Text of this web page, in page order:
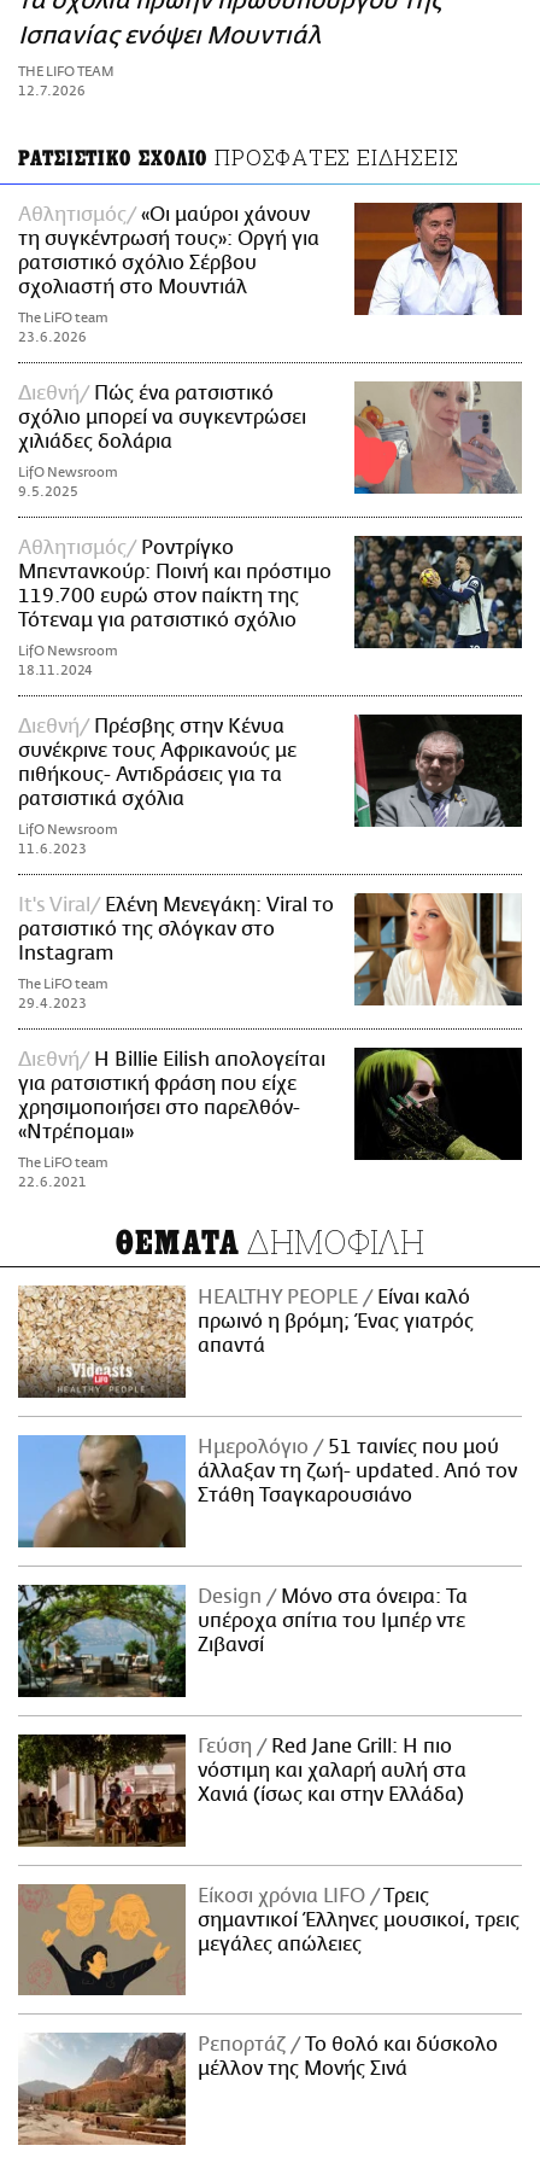
ΑΜΠΑ
PRINT
Ισπανίας ενόψει Μουντιάλ
THE LIFO TEAM
12.7.2026
ΡΑΤΣΙΣΤΙΚΟ ΣΧΟΛΙΟ ΠΡΟΣΦΑΤΕΣ ΕΙΔΗΣΕΙΣ
Αθλητισμός
«Οι μαύροι χάνουν
τη συγκέντρωσή τους»: Οργή για
ρατσιστικό σχόλιο Σέρβου
σχολιαστή στο Μουντιάλ
The LiFO team
23.6.2026
Διεθνή
Πώς ένα ρατσιστικό
σχόλιο μπορεί να συγκεντρώσει
χιλιάδες δολάρια
LifO Newsroom
9.5.2025
Αθλητισμός
Ροντρίγκο
Μπεντανκούρ: Ποινή και πρόστιμο
119.700 ευρώ στον παίκτη της
Τότεναμ για ρατσιστικό σχόλιο
LifO Newsroom
18.11.2024
Διεθνή
Πρέσβης στην Κένυα
συνέκρινε τους Αφρικανούς με
πιθήκους- Αντιδράσεις για τα
ρατσιστικά σχόλια
LifO Newsroom
11.6.2023
It's Viral
Ελένη Μενεγάκη: Viral το
ρατσιστικό της σλόγκαν στο
Instagram
The LiFO team
29.4.2023
Διεθνή
H Billie Eilish απολογείται
για ρατσιστική φράση που είχε
χρησιμοποιήσει στο παρελθόν-
«Ντρέπομαι»
The LiFO team
22.6.2021
ΘΕΜΑΤΑ ΔΗΜΟΦΙΛΗ
HEALTHY PEOPLE
Είναι καλό
πρωινό η βρόμη; Ένας γιατρός
απαντά
Ημερολόγιο
51 ταινίες που μού
άλλαξαν τη ζωή- updated. Aπό τον
Στάθη Τσαγκαρουσιάνο
Design
Μόνο στα όνειρα: Τα
υπέροχα σπίτια του Ιμπέρ ντε
Ζιβανσί
Γεύση
Red Jane Grill: Η πιο
νόστιμη και χαλαρή αυλή στα
Χανιά (ίσως και στην Ελλάδα)
Είκοσι χρόνια LIFO
Tρεις
σημαντικοί Έλληνες μουσικοί, τρεις
μεγάλες απώλειες
Ρεπορτάζ
Το θολό και δύσκολο
μέλλον της Μονής Σινά